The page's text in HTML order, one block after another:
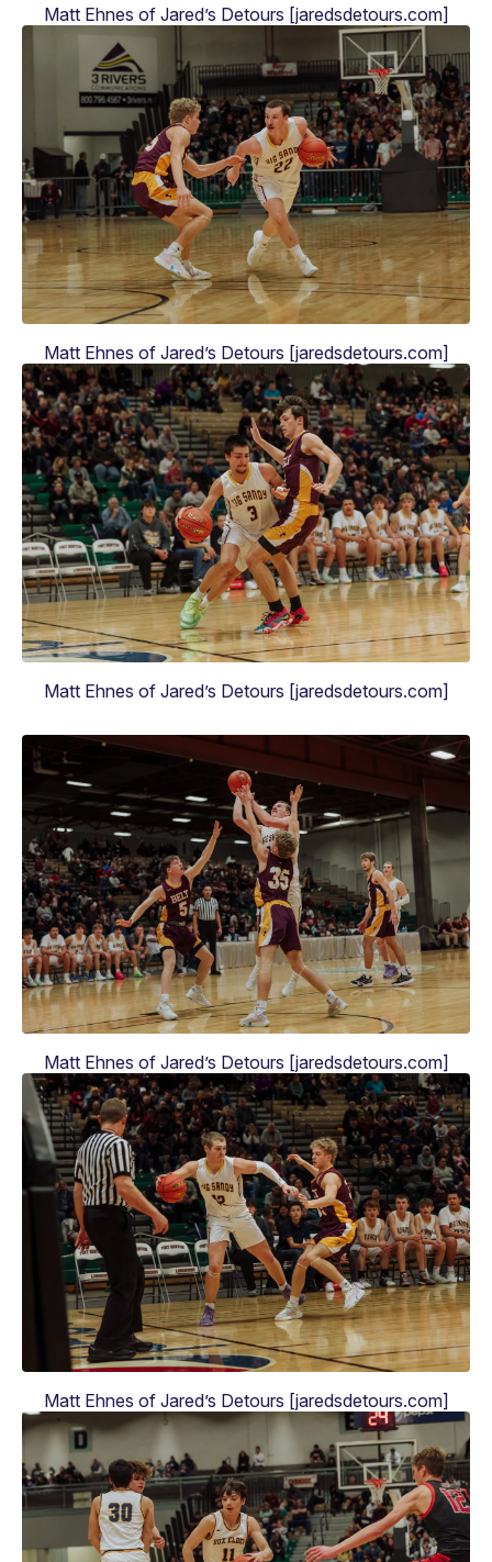
Matt Ehnes of Jared’s Detours [jaredsdetours.com]
Matt Ehnes of Jared’s Detours [jaredsdetours.com]
Matt Ehnes of Jared’s Detours [jaredsdetours.com]
Matt Ehnes of Jared’s Detours [jaredsdetours.com]
Matt Ehnes of Jared’s Detours [jaredsdetours.com]